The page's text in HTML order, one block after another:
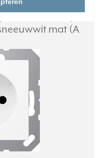
Safety+
mat (A